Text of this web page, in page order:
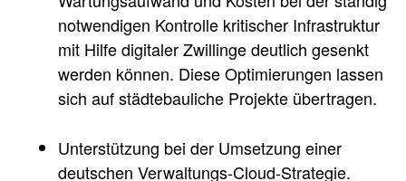
notwendigen Kontrolle kritischer Infrastruktur
mit Hilfe digitaler Zwillinge deutlich gesenkt
werden können. Diese Optimierungen lassen
sich auf städtebauliche Projekte übertragen.
Unterstützung bei der Umsetzung einer
deutschen Verwaltungs-Cloud-Strategie.